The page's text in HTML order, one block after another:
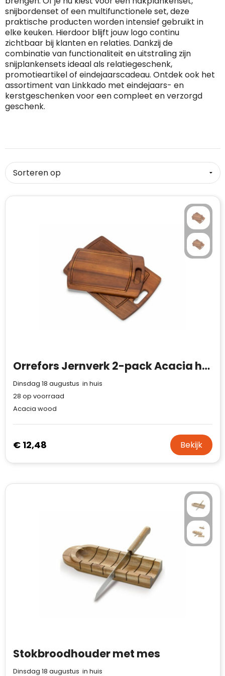
Home & Living
Keuken & Horeca
Reizen & Onderweg
Vakantie, Recreatie & Spellen
Dag van de Vrijwilliger
Dag van de Zorgkundige
Kerstmis
Pasen
Sinterklaas
Zomer
RFX™
Sportlife®
Stanley®
Swiss Peak
Tenson
Philips
GolfOriginals
James Harvest
Moleskine
MyKit
Ocean Bottle
Custom medaille
Custom deken
Custom pet, muts & hoed
Custom speelkaarten
Custom tas
Custom telefoonaccessoires
Zorg
snijbordenset of een multifunctionele set, deze
praktische producten worden intensief gebruikt in
elke keuken. Hierdoor blijft jouw logo continu
zichtbaar bij klanten en relaties. Dankzij de
combinatie van functionaliteit en uitstraling zijn
snijplankensets ideaal als relatiegeschenk,
promotieartikel of eindejaarscadeau. Ontdek ook het
assortiment van Linkkado met eindejaars- en
kerstgeschenken voor een compleet en verzorgd
geschenk.
Orrefors Jernverk 2-pack Acacia houten snijplanken
Dinsdag 18 augustus in huis
28 op voorraad
Acacia wood
€ 12,48 Bekijk
Stokbroodhouder met mes
Dinsdag 18 augustus in huis
website in het algemeen aan de behoeften